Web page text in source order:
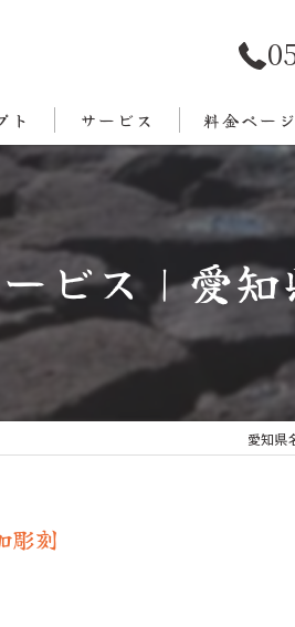
ト
つ
サービス 料金ページ
ビス｜愛
愛知県
彫刻